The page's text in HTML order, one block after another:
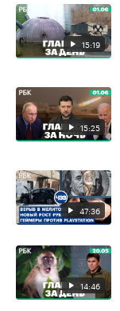
15:19
15:25
47:36
14:46